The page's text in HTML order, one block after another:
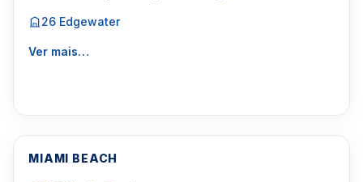
26 Edgewater
Ver mais…
MIAMI BEACH